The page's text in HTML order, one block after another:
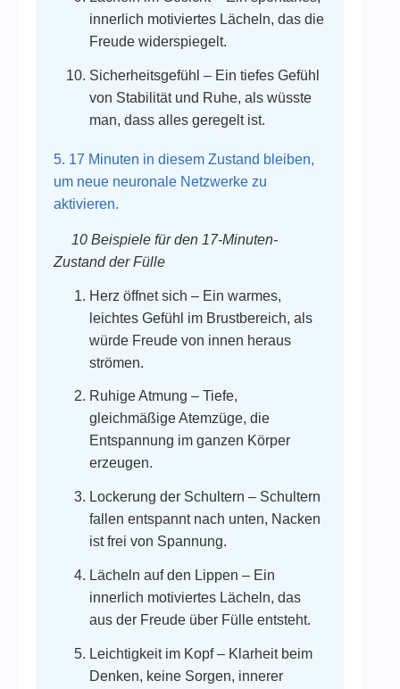
innerlich motiviertes Lächeln, das die
Freude widerspiegelt.
Sicherheitsgefühl – Ein tiefes Gefühl
von Stabilität und Ruhe, als wüsste
man, dass alles geregelt ist.
5. 17 Minuten in diesem Zustand bleiben,
um neue neuronale Netzwerke zu
aktivieren.
10 Beispiele für den 17-Minuten-
Zustand der Fülle
Herz öffnet sich – Ein warmes,
leichtes Gefühl im Brustbereich, als
würde Freude von innen heraus
strömen.
Ruhige Atmung – Tiefe,
gleichmäßige Atemzüge, die
Entspannung im ganzen Körper
erzeugen.
Lockerung der Schultern – Schultern
fallen entspannt nach unten, Nacken
ist frei von Spannung.
Lächeln auf den Lippen – Ein
innerlich motiviertes Lächeln, das
aus der Freude über Fülle entsteht.
Leichtigkeit im Kopf – Klarheit beim
Denken, keine Sorgen, innerer